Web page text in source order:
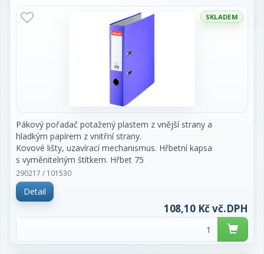
SKLADEM
Pákový pořadač potažený plastem z vnější strany a
hladkým papírem z vnitřní strany.
Kovové lišty, uzavírací mechanismus. Hřbetní kapsa
s vyměnitelným štítkem. Hřbet 75
mm. Cena za kus.
290217 / 101530
Detail
108,10 Kč vč.DPH